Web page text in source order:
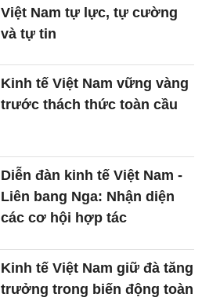
Việt Nam tự lực, tự cường
và tự tin
Kinh tế Việt Nam vững vàng
trước thách thức toàn cầu
Diễn đàn kinh tế Việt Nam -
Liên bang Nga: Nhận diện
các cơ hội hợp tác
Kinh tế Việt Nam giữ đà tăng
trưởng trong biến động toàn